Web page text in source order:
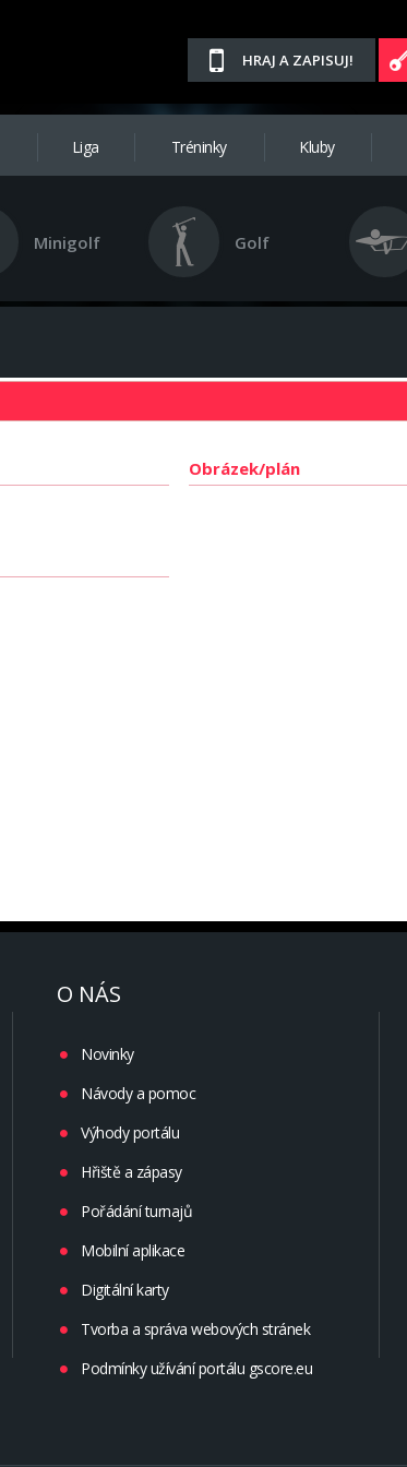
HRAJ A ZAPISUJ!
Liga Tréninky Kluby
Minigolf Golf
Obrázek/plán
O NÁS
Novinky
Návody a pomoc
Výhody portálu
Hřiště a zápasy
Pořádání turnajů
Mobilní aplikace
Digitální karty
Tvorba a správa webových stránek
Podmínky užívání portálu gscore.eu